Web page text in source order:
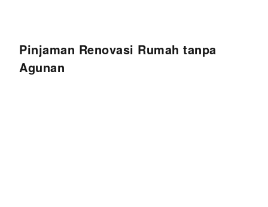
Pinjaman Renovasi Rumah tanpa
Agunan